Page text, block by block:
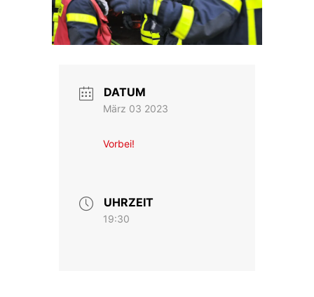
Intern
DATUM
März 03 2023
Vorbei!
UHRZEIT
19:30